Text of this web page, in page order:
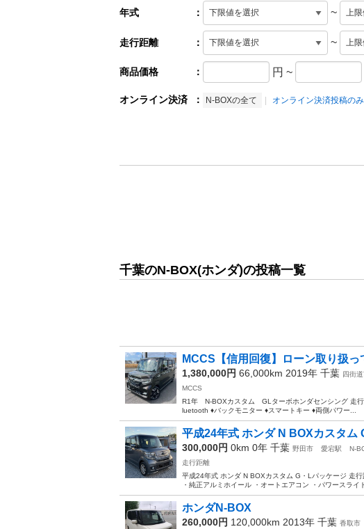
年式 ： ~
走行距離 ： ~
商品価格 ： 円 ~
オンライン決済 ： N-BOXの全て オンライン決済投稿のみ
千葉のN-BOX(ホンダ)の投稿一覧
MCCS【信用回復】ローン取り扱
1,380,000円 66,000km 2019年 千葉 四街
MCCS
R1年 N-BOXカスタム GLターボホンダセンシング 走
luetooth ♦バックモニター ♦スマートキー ♦両側パワー...
平成24年式 ホンダ N BOXカスタム
300,000円 0km 0年 千葉 野田市 愛宕駅
N-
走行距離
平成24年式 ホンダ N BOXカスタム G・Lパッケージ 走
・純正アルミホイール ・オートエアコン ・パワースライ
ホンダN-BOX
260,000円 120,000km 2013年 千葉 香取市